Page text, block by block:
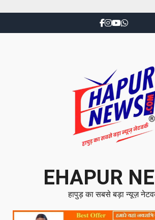
EHAPUR
हापुड़ का सबसे बड़ा न्यूज़